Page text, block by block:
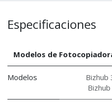
Especificaciones
Modelos de
Modelos Bizhub